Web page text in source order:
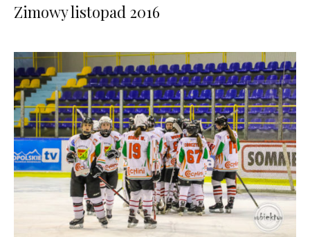
Zimowy listopad 2016